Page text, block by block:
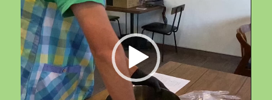
画
プ
レ
ー
ヤ
ー